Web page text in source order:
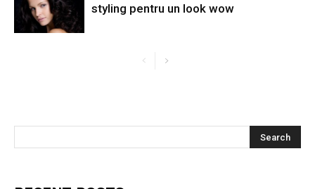
styling pentru un look wow